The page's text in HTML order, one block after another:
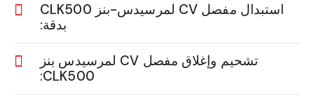
استبدال مفصل CV لمرسيدس-بنز CLK500
بدقة:
تشحيم وإغلاق مفصل CV لمرسيدس بنز
CLK500: